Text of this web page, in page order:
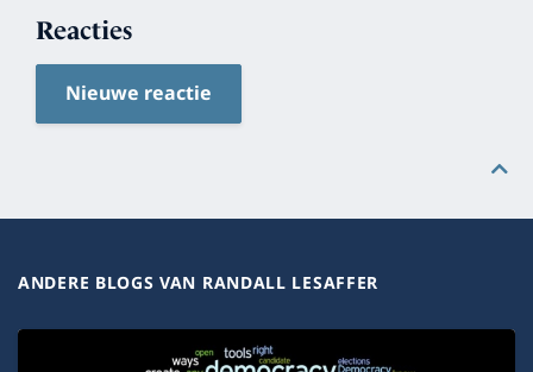
Reacties
Nieuwe reactie
ANDERE BLOGS VAN RANDALL LESAFFER